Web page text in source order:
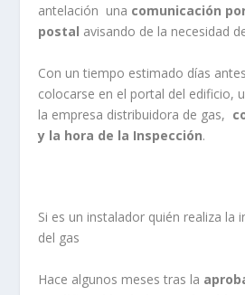
antelación una comunicación
postal avisando de la necesidad
Con un tiempo estimado días
colocarse en el portal del edificio,
la empresa distribuidora de gas,
y la hora de la Inspección.
Si es un instalador quién realiza la
del gas
Hace algunos meses tras la